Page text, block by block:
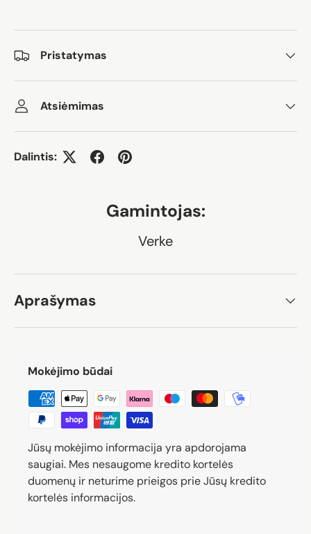
Pristatymas
Atsiėmimas
Dalintis:
Gamintojas:
Verke
Aprašymas
Mokėjimo būdai
Jūsų mokėjimo informacija yra apdorojama
saugiai. Mes nesaugome kredito kortelės
duomenų ir neturime prieigos prie Jūsų kredito
kortelės informacijos.